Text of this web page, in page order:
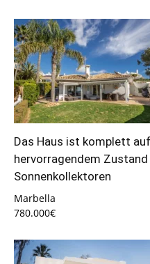
Das Haus ist komplett
hervorragendem
Sonnenkollektoren
Marbella
780.000€